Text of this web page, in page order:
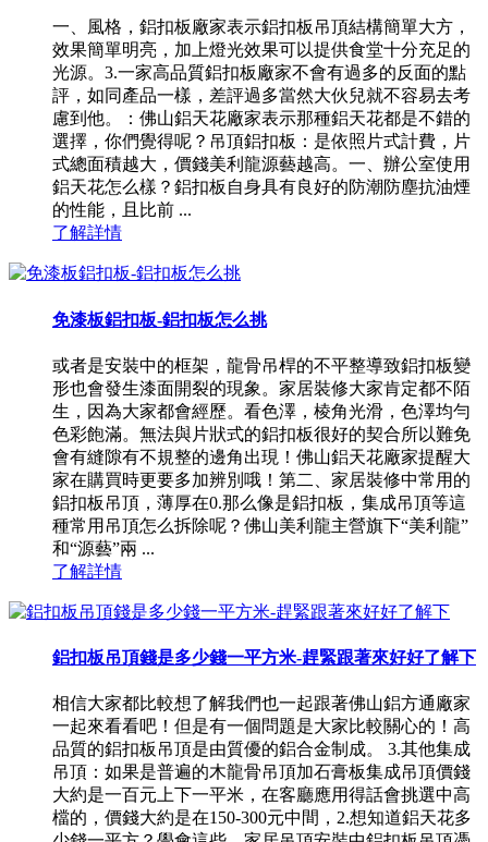
一、風格，鋁扣板廠家表示鋁扣板吊頂結構簡單大方，
效果簡單明亮，加上燈光效果可以提供食堂十分充足的
光源。3.一家高品質鋁扣板廠家不會有過多的反面的點
評，如同產品一樣，差評過多當然大伙兒就不容易去考
慮到他。：佛山鋁天花廠家表示那種鋁天花都是不錯的
選擇，你們覺得呢？吊頂鋁扣板：是依照片式計費，片
式總面積越大，價錢美利龍源藝越高。一、辦公室使用
鋁天花怎么樣？鋁扣板自身具有良好的防潮防塵抗油煙
的性能，且比前 ...
了解詳情
免漆板鋁扣板-鋁扣板怎么挑
或者是安裝中的框架，龍骨吊桿的不平整導致鋁扣板變
形也會發生漆面開裂的現象。家居裝修大家肯定都不陌
生，因為大家都會經歷。看色澤，棱角光滑，色澤均勻
色彩飽滿。無法與片狀式的鋁扣板很好的契合所以難免
會有縫隙有不規整的邊角出現！佛山鋁天花廠家提醒大
家在購買時更要多加辨別哦！第二、家居裝修中常用的
鋁扣板吊頂，薄厚在0.那么像是鋁扣板，集成吊頂等這
種常用吊頂怎么拆除呢？佛山美利龍主營旗下“美利龍”
和“源藝”兩 ...
了解詳情
鋁扣板吊頂錢是多少錢一平方米-趕緊跟著來好好了解下
相信大家都比較想了解我們也一起跟著佛山鋁方通廠家
一起來看看吧！但是有一個問題是大家比較關心的！高
品質的鋁扣板吊頂是由質優的鋁合金制成。 3.其他集成
吊頂：如果是普遍的木龍骨吊頂加石膏板集成吊頂價錢
大約是一百元上下一平米，在客廳應用得話會挑選中高
檔的，價錢大約是在150-300元中間，2.想知道鋁天花多